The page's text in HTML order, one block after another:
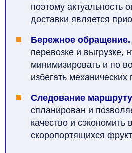
поэтому актуальность
доставки является
Бережное обращение.
перевозке и выгрузке,
минимизировать и по
избегать
Следование маршруту
спланирован и
качество и сэкономить
скоропортящихся